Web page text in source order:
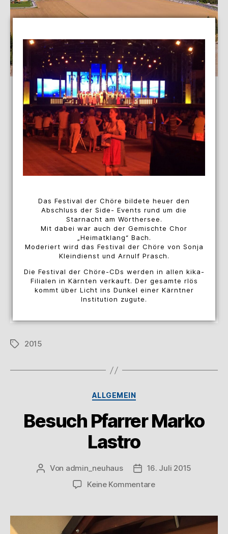
Das Festival der Chöre bildete heuer den
Abschluss der Side- Events rund um die
Starnacht am Wörthersee.
Mit dabei war auch der Gemischte Chor
„Heimatklang“ Bach.
Moderiert wird das Festival der Chöre von Sonja
Kleindienst und Arnulf Prasch.
Die Festival der Chöre-CDs werden in allen kika-
Filialen in Kärnten verkauft. Der gesamte rlös
kommt über Licht ins Dunkel einer Kärntner
Institution zugute.
2015
ALLGEMEIN
Besuch Pfarrer Marko
Lastro
Von admin_neuhaus
16. Juli 2015
Keine Kommentare